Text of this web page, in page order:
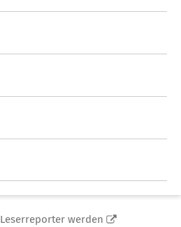
Leserreporter werden